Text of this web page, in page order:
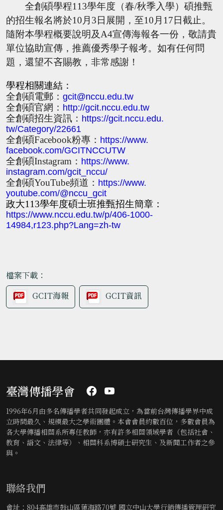
全創碩學程113學年度（春/秋季入學）碩推甄
的招生報名將於10 月 3日展開，至10 月 17日截止。
隨附本學程概要說明及A4宣傳海報各一份，敬請貴
單位協助宣傳， 推薦優秀學子報考。如有任何問
題，還望不吝賜教，非常感謝！
學程相關連結：
全創碩電郵： gcit@nccu.edu.tw
全創碩官網： http://gcit.nccu.edu.tw
全創碩招生資訊： https://gcit.nccu.edu.
tw/Category/22661
全創碩Facebook粉專： https://www.
facebook.com/GCITNCCUTW
全創碩Instagram ： https://www.
instagram.com/gcit_nccu/
全創碩YouTube頻道： https://www.
youtube.com/@nccu_gcit
政大113學年度碩士班推甄招生簡章：
https://www.nccu.edu.tw/p/406-1000-
14984,r123.php?Lang=zh-tw
檔案下載：
GCIT海報
GCIT資訊
臺灣傳播學會
1996年6月由多名傳播學者共同發起成立，為當前台灣傳播學界中成
立時間最久、規模最大之學術團體。本會會員約數百位，多數會員為
各大學傳播相關系所專任教師，亦有許多相關領域學者（包括社會、
教育、語文、法律等）、相關科系博碩士研究生、及新聞工作者之參
與。
聯絡我們
會址：804高雄市鼓山區蓮海路70號 國立中山大學行銷傳播管理研究